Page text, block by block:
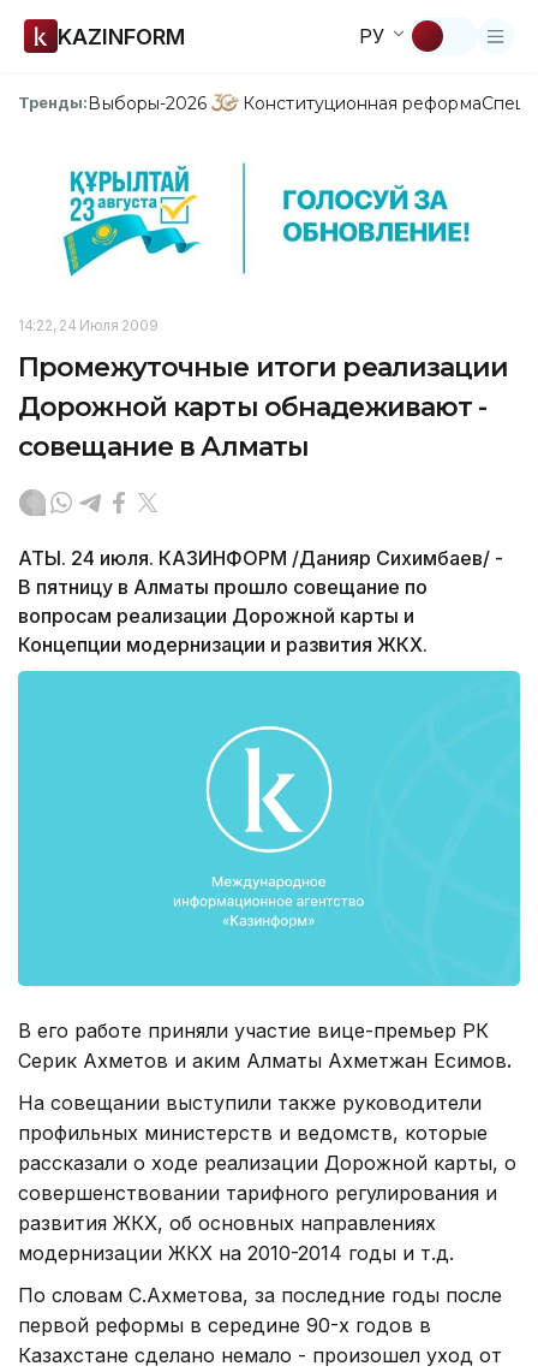
KAZINFORM РУ
Тренды:Выборы-2026 Конституционная реформа
14:22, 24 Июля 2009
Промежуточные итоги реализации
Дорожной карты обнадеживают -
совещание в Алматы
АТЫ. 24 июля. КАЗИНФОРМ /Данияр Сихимбаев/ -
В пятницу в Алматы прошло совещание по
вопросам реализации Дорожной карты и
Концепции модернизации и развития ЖКХ.
В его работе приняли участие вице-премьер РК
Серик Ахметов и аким Алматы Ахметжан Есимов.
На совещании выступили также руководители
профильных министерств и ведомств, которые
рассказали о ходе реализации Дорожной карты, о
совершенствовании тарифного регулирования и
развития ЖКХ, об основных направлениях
модернизации ЖКХ на 2010-2014 годы и т.д.
По словам С.Ахметова, за последние годы после
первой реформы в середине 90-х годов в
Казахстане сделано немало - произошел уход от